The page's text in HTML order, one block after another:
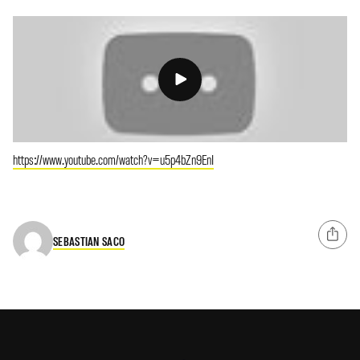
https://www.youtube.com/watch?v=u5p4bZn9EnI
SEBASTIAN SACO